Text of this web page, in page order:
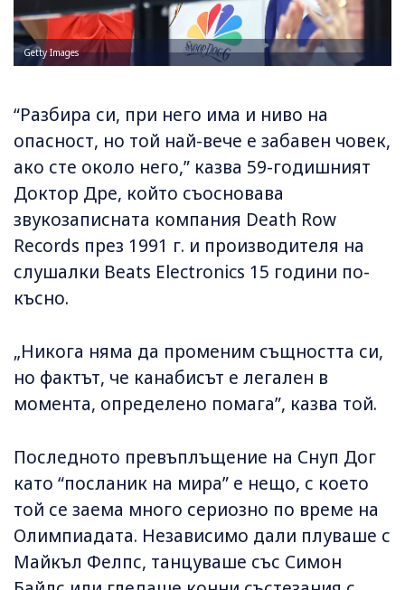
Getty Images
“Разбира си, при него има и ниво на
опасност, но той най-вече е забавен човек,
ако сте около него,” казва 59-годишният
Доктор Дре, който съосновава
звукозаписната компания Death Row
Records през 1991 г. и производителя на
слушалки Beats Electronics 15 години по-
късно.
„Никога няма да променим същността си,
но фактът, че канабисът е легален в
момента, определено помага”, казва той.
Последното превъплъщение на Снуп Дог
като “посланик на мира” е нещо, с което
той се заема много сериозно по време на
Олимпиадата. Независимо дали плуваше с
Майкъл Фелпс, танцуваше със Симон